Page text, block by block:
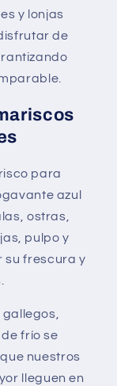
y lonjas
de
para
azul
ostras,
pulpo y
su frescura y
gallegos,
frío se
nuestros
lleguen en